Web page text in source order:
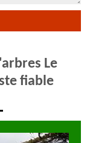
Le
fiable